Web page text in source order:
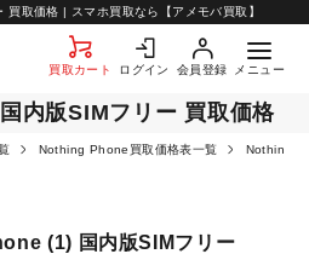
取価格 | スマホ買取なら【アメモバ買取】
買取カート ログイン 会員登録 メニュー
内版SIMフリー 買取価格
Nothing Phone買取価格表一覧 Nothing
(1) 国内版SIMフリー